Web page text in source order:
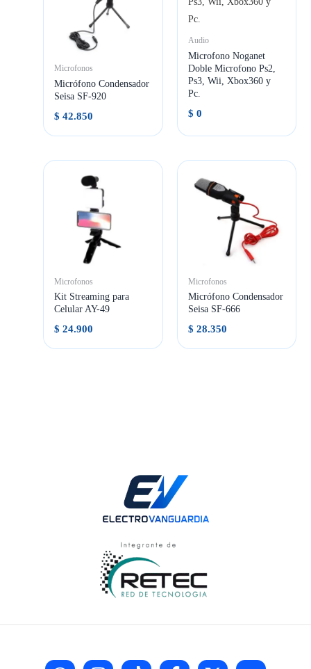
Microfonos
Micrófono Condensador
Seisa SF-920
$ 42.850
Audio
Microfono Noganet
Doble Microfono Ps2,
Ps3, Wii, Xbox360 y
Pc.
$ 0
Microfonos
Kit Streaming para
Celular AY-49
$ 24.900
Microfonos
Micrófono Condensador
Seisa SF-666
$ 28.350